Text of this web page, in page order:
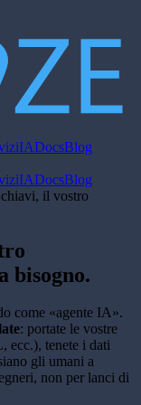
IADocsBlog
IADocsBlog
il vostro
bisogno.
come «agente IA».
: portate le vostre
tenete i dati
gli umani a
non per lanci di